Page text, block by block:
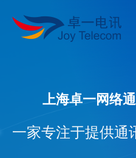
上海卓一网络
一家专注于提供通